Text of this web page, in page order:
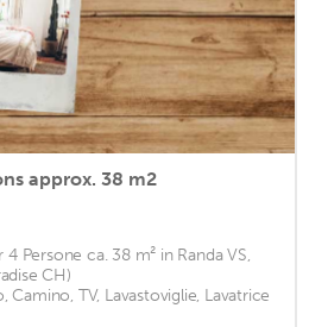
approx. 38 m2
Persone ca. 38 m² in Randa VS,
CH)
Camino, TV, Lavastoviglie, Lavatrice